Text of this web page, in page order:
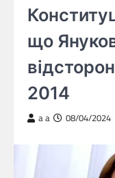
що
2014
a a 08/04/2024